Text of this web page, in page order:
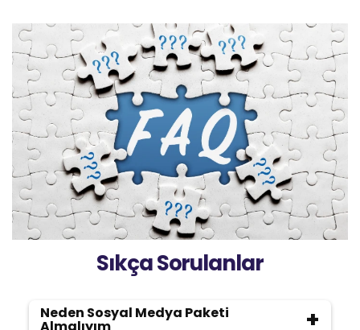
Sıkça Sorulanlar
Neden Sosyal Medya Paketi